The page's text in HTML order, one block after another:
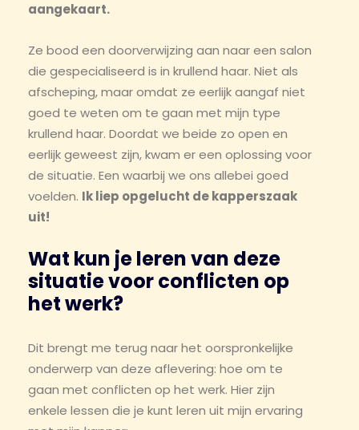
aangekaart.
Ze bood een doorverwijzing aan naar een salon
die gespecialiseerd is in krullend haar. Niet als
afscheping, maar omdat ze eerlijk aangaf niet
goed te weten om te gaan met mijn type
krullend haar. Doordat we beide zo open en
eerlijk geweest zijn, kwam er een oplossing voor
de situatie. Een waarbij we ons allebei goed
voelden. Ik liep opgelucht de kapperszaak
uit!
Wat kun je leren van deze
situatie voor conflicten op
het werk?
Dit brengt me terug naar het oorspronkelijke
onderwerp van deze aflevering: hoe om te
gaan met conflicten op het werk. Hier zijn
enkele lessen die je kunt leren uit mijn ervaring